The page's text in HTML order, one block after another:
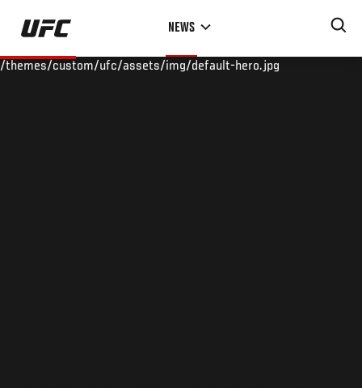
Skip
main
NEWS
/themes/custom/ufc/assets/img/default-hero.jpg